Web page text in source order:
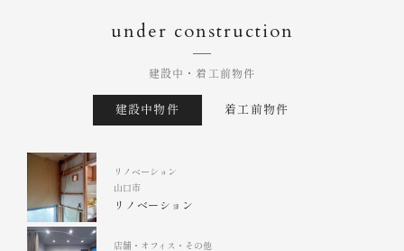
under construction
建設中・着工前物件
建設中物件 着工前物件
リノベーション
山口市
リノベーション
店舗・オフィス・その他